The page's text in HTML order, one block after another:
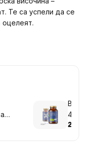
Те са успели да се
оцелеят.
4000 IU
28,52 €